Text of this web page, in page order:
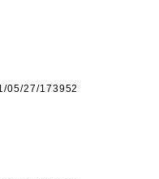
05/27/173952